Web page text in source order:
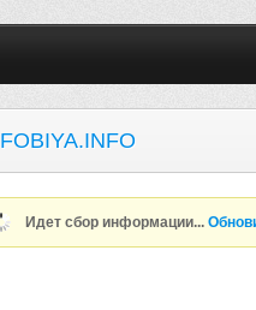
FOBIYA.INFO
Идет сбор информации...